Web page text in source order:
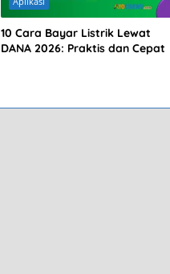
10 Cara Bayar Listrik Lewat
DANA 2026: Praktis dan Cepat